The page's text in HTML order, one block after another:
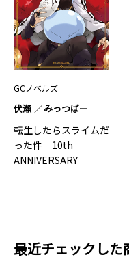
GCノベルズ
伏瀬 みっつばー
転生したらスライムだ
った件 10th
ANNIVERSARY
最近チェックした